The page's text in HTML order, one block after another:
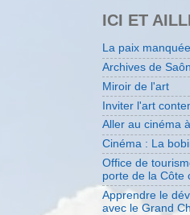
ICI ET
La paix
Archives de
Miroir de l'art
Inviter l'art
Aller au cinéma
Cinéma : La
Office de
porte de la Côte
Apprendre le
avec le Grand